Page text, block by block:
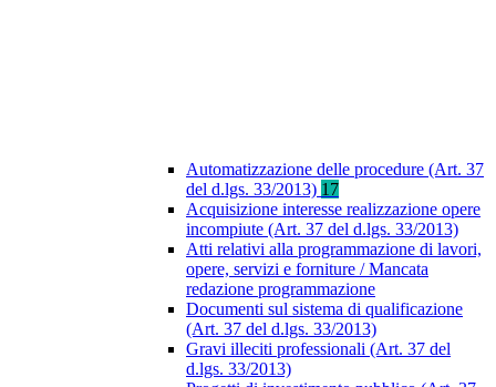
Automatizzazione delle procedure (Art. 37
del d.lgs. 33/2013) 17
Acquisizione interesse realizzazione opere
incompiute (Art. 37 del d.lgs. 33/2013)
Atti relativi alla programmazione di lavori,
opere, servizi e forniture / Mancata
redazione programmazione
Documenti sul sistema di qualificazione
(Art. 37 del d.lgs. 33/2013)
Gravi illeciti professionali (Art. 37 del
d.lgs. 33/2013)